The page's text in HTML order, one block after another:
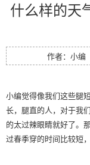
什么样的天
作者：小编
小编觉得像我们这些腿
长，腿直的人，对于我
的太过辣眼睛就好了。
过春季穿的时间比较短